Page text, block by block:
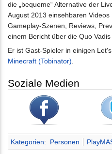
die „bequeme“ Alternative der
August 2013 einsehbaren
Gameplay-Szenen, Reviews,
einem Bericht über die Quo
Er ist Gast-Spieler in einigen
Minecraft (Tobinator).
Soziale Medien
Kategorien: Personen